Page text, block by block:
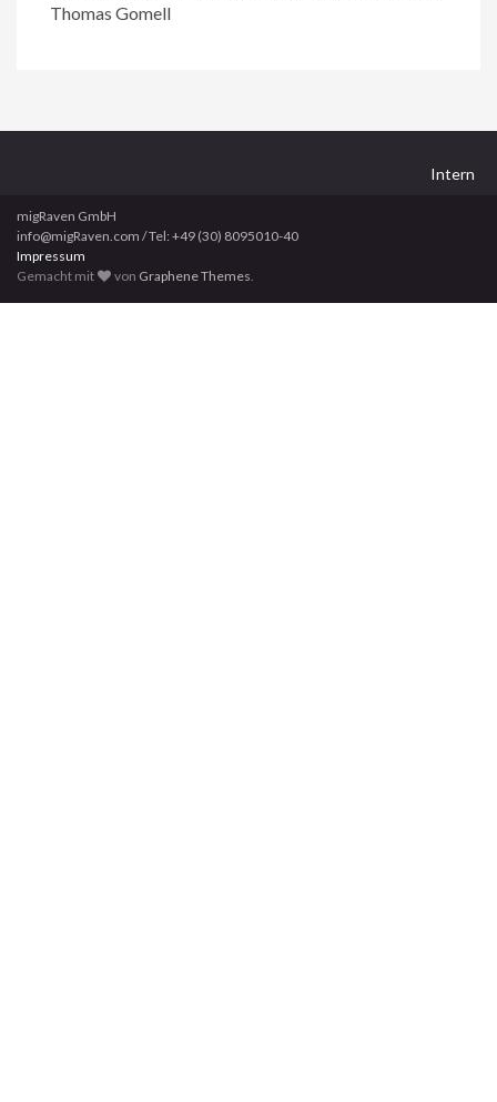
Thomas Gomell
Intern
migRaven GmbH
info@migRaven.com / Tel: +49 (30) 8095010-40
Impressum
Gemacht mit
von Graphene Themes.